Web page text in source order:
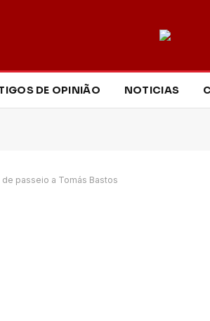
DE OPINIÃO NOTICIAS
passeio a Tomás Bastos